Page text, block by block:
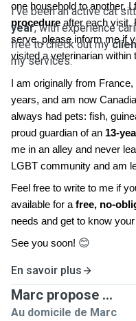
one household to another, I
procedure after each visit.
serve, please inform me if
visited a veterinarian within
I've been an active cat
year, with experience
free to check out my
my services.
I am originally from
years, and am now
always had pets: fish,
proud guardian of an 13-
me in an alley and never
LGBT community and am
Feel free to write to me if
available for a free, no-
needs and get to know
See you soon! 😊
En savoir plus
Marc propose ...
Au domicile de Marc